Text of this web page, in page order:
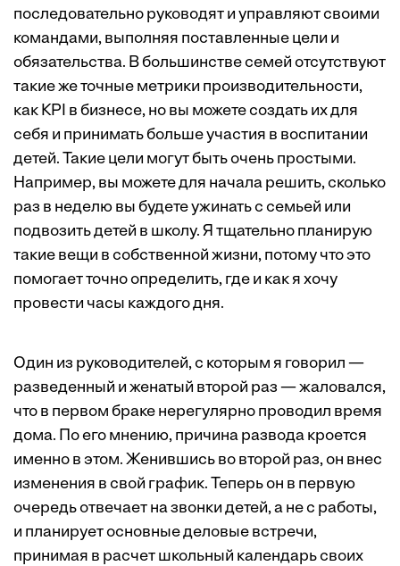
последовательно руководят и управляют своими
командами, выполняя поставленные цели и
обязательства. В большинстве семей отсутствуют
такие же точные метрики производительности,
как KPI в бизнесе, но вы можете создать их для
себя и принимать больше участия в воспитании
детей. Такие цели могут быть очень простыми.
Например, вы можете для начала решить, сколько
раз в неделю вы будете ужинать с семьей или
подвозить детей в школу. Я тщательно планирую
такие вещи в собственной жизни, потому что это
помогает точно определить, где и как я хочу
провести часы каждого дня.
Один из руководителей, с которым я говорил —
разведенный и женатый второй раз — жаловался,
что в первом браке нерегулярно проводил время
дома. По его мнению, причина развода кроется
именно в этом. Женившись во второй раз, он внес
изменения в свой график. Теперь он в первую
очередь отвечает на звонки детей, а не с работы,
и планирует основные деловые встречи,
принимая в расчет школьный календарь своих